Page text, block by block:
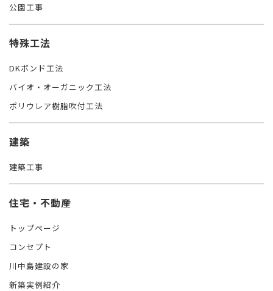
公園工事
特殊工法
DKボンド工法
バイオ・オーガニック工法
ポリウレア樹脂吹付工法
建築
建築工事
住宅・不動産
トップページ
コンセプト
川中島建設の家
新築実例紹介